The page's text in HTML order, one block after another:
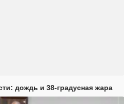
дождь и 38-градусная жара